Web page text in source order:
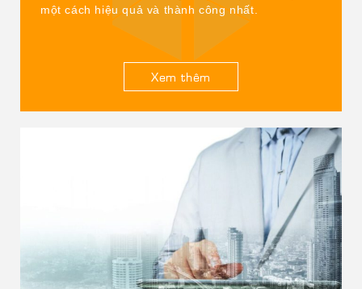
một cách hiệu quả và thành công nhất.
Xem thêm